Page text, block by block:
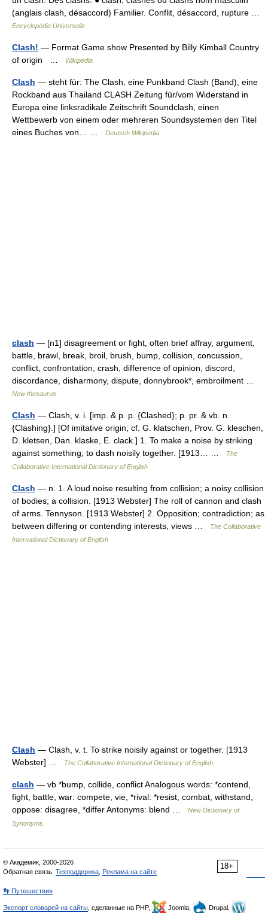
(anglais clash, désaccord) Familier. Conflit, désaccord, rupture …
Encyclopédie Universelle
Clash! — Format Game show Presented by Billy Kimball Country
of origin …
Wikipedia
Clash — steht für: The Clash, eine Punkband Clash (Band), eine
Rockband aus Thailand CLASH Zeitung für/vom Widerstand in
Europa eine linksradikale Zeitschrift Soundclash, einen
Wettbewerb von einem oder mehreren Soundsystemen den Titel
eines Buches von… …
Deutsch Wikipedia
clash — [n1] disagreement or fight, often brief affray, argument,
battle, brawl, break, broil, brush, bump, collision, concussion,
conflict, confrontation, crash, difference of opinion, discord,
discordance, disharmony, dispute, donnybrook*, embroilment …
New thesaurus
Clash — Clash, v. i. [imp. & p. p. {Clashed}; p. pr. & vb. n.
{Clashing}.] [Of imitative origin; cf. G. klatschen, Prov. G. kleschen,
D. kletsen, Dan. klaske, E. clack.] 1. To make a noise by striking
against something; to dash noisily together. [1913… …
The
Collaborative International Dictionary of English
Clash — n. 1. A loud noise resulting from collision; a noisy collision
of bodies; a collision. [1913 Webster] The roll of cannon and clash
of arms. Tennyson. [1913 Webster] 2. Opposition; contradiction; as
between differing or contending interests, views …
The Collaborative
International Dictionary of English
Clash — Clash, v. t. To strike noisily against or together. [1913
Webster] …
The Collaborative International Dictionary of English
clash — vb *bump, collide, conflict Analogous words: *contend,
fight, battle, war: compete, vie, *rival: *resist, combat, withstand,
oppose: disagree, *differ Antonyms: blend …
New Dictionary of
Synonyms
18+
© Академик, 2000-2026
Обратная связь: Техподдержка Реклама на сайте
👣 Путешествия
Экспорт словарей на сайты , сделанные на PHP, Joomla,
Drupal,